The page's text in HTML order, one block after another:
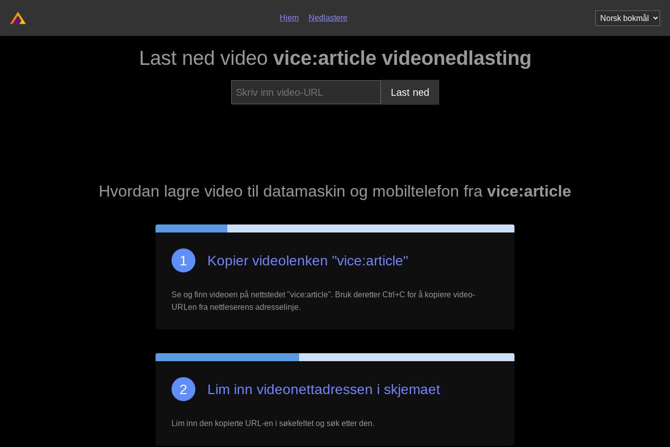
Hjem Nedlastere
Last ned video vice:article videonedlasting
Last ned
Hvordan lagre video til datamaskin og mobiltelefon fra vice:article
Kopier videolenken "vice:article"
Se og finn videoen på nettstedet "vice:article". Bruk deretter Ctrl+C for å kopiere video-
URLen fra nettleserens adresselinje.
Lim inn videonettadressen i skjemaet
Lim inn den kopierte URL-en i søkefeltet og søk etter den.